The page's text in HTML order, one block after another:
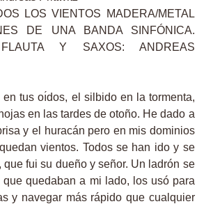
LOS VIENTOS MADERA/METAL
DE UNA BANDA SINFÓNICA.
FLAUTA Y SAXOS: ANDREAS
tus oı́dos, el silbido en la tormenta,
en las tardes de otoño. He dado a
y el huracán pero en mis dominios
vientos. Todos se han ido y se
que fui su dueño y señor. Un ladrón se
que quedaban a mi lado, los usó para
y navegar más rápido que cualquier